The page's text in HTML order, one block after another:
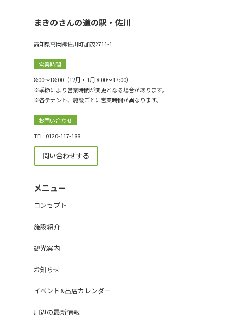
まきのさんの道の駅・佐川
高知県高岡郡佐川町加茂2711-1
営業時間
8:00〜18:00（12月・1月 8:00〜17:00）
※季節により営業時間が変更となる場合があります。
※各テナント、施設ごとに営業時間が異なります。
お問い合わせ
TEL: 0120-117-188
問い合わせする
メニュー
コンセプト
施設紹介
観光案内
お知らせ
イベント&出店カレンダー
周辺の最新情報